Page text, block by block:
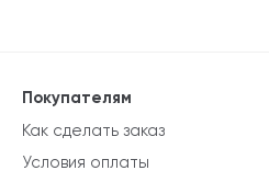
Покупателям
Как сделать заказ
Условия оплаты